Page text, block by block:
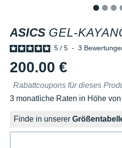
ASICS GEL-
5 / 5 - 3
200.00 €
Rabattcoupons für dieses
3 monatliche Raten in Höhe von
Ohne Zusatzkosten
Finde in unserer